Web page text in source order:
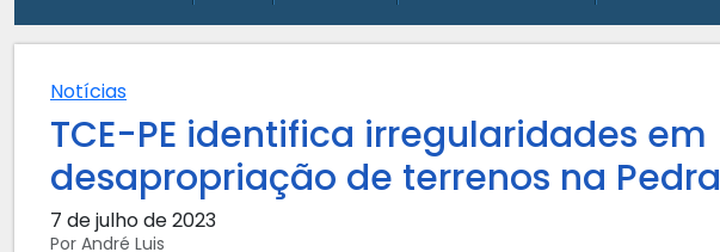
Notícias
TCE-PE identifica irregularidades em
desapropriação de terrenos na Pedra
7 de julho de 2023
Por André Luis